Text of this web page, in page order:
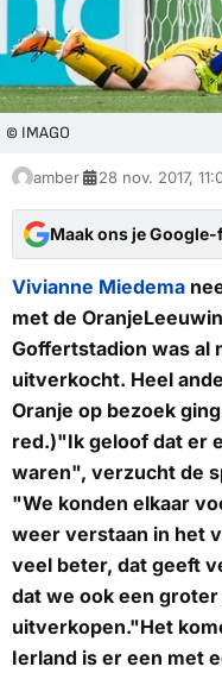
© IMAGO
amber 28 nov. 2017,
Maak ons je
Vivianne Miedema
met de
Goffertstadion was al
uitverkocht. Heel
Oranje op bezoek
red.)"Ik geloof dat er
waren", verzucht de
"We konden elkaar
weer verstaan in het
veel beter, dat geeft
dat we ook een
uitverkopen."Het
Ierland is er een met